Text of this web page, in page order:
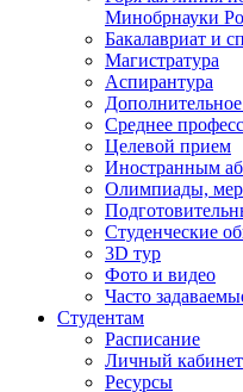
Минобрнауки
Бакалавриат и
Магистратура
Аспирантура
Среднее
Целевой прием
Иностранным
Олимпиады,
Студенческие
3D тур
Фото и видео
Часто
Студентам
Расписание
Личный кабинет
Ресурсы